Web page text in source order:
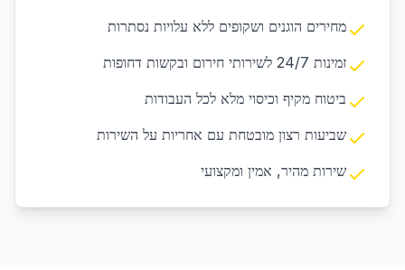
מחירים הוגנים ושקופים ללא עלויות נסתרות
זמינות 24/7 לשירותי חירום ובקשות דחופות
ביטוח מקיף וכיסוי מלא לכל העבודות
שביעות רצון מובטחת עם אחריות על השירות
שירות מהיר, אמין ומקצועי